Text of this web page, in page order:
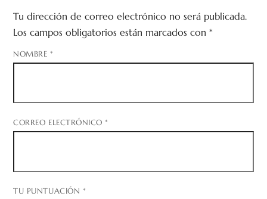
Tu dirección de correo electrónico no será publicada.
Los campos obligatorios están marcados con*
NOMBRE *
CORREO ELECTRÓNICO*
TU PUNTUACIÓN *